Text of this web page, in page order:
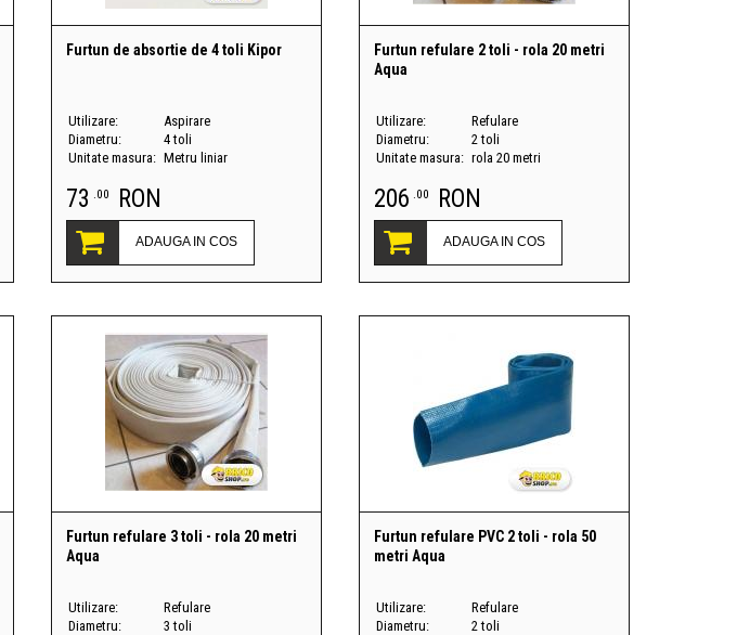
Furtun de absortie de 4 toli Kipor
Utilizare:
Aspirare
Diametru:
4 toli
Unitate masura: Metru liniar
73 .00 RON
ADAUGA IN COS
Furtun refulare 2 toli - rola 20 metri
Aqua
Utilizare:
Refulare
Diametru:
2 toli
Unitate masura: rola 20 metri
206 .00 RON
ADAUGA IN COS
Furtun refulare 3 toli - rola 20 metri
Aqua
Utilizare:
Refulare
Diametru:
3 toli
Furtun refulare PVC 2 toli - rola 50
metri Aqua
Utilizare:
Refulare
Diametru:
2 toli